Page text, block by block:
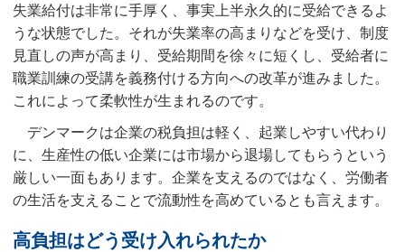
失業給付は非常に手厚く、事実上半永久的に受給できるよ
うな状態でした。それが失業率の高まりなどを受け、制度
見直しの声が高まり、受給期間を徐々に短くし、受給者に
職業訓練の受講を義務付ける方向への改革が進みました。
これによって柔軟性が生まれるのです。
デンマークは企業の税負担は軽く、起業しやすい代わり
に、生産性の低い企業には市場から退場してもらうという
厳しい一面もあります。企業を支えるのではなく、労働者
の生活を支えることで流動性を高めているとも言えます。
高負担はどう受け入れられたか